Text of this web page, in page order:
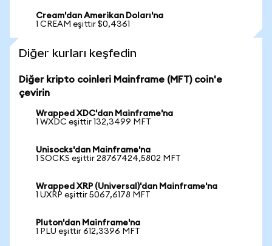
Cream'dan Amerikan Doları'na
1 CREAM eşittir $0,4361
Diğer kurları keşfedin
Diğer kripto coinleri Mainframe (MFT) coin'e
çevirin
Wrapped XDC'dan Mainframe'na
1 WXDC eşittir 132,3499 MFT
Unisocks'dan Mainframe'na
1 SOCKS eşittir 28767424,5802 MFT
Wrapped XRP (Universal)'dan Mainframe'na
1 UXRP eşittir 5067,6178 MFT
Pluton'dan Mainframe'na
1 PLU eşittir 612,3396 MFT